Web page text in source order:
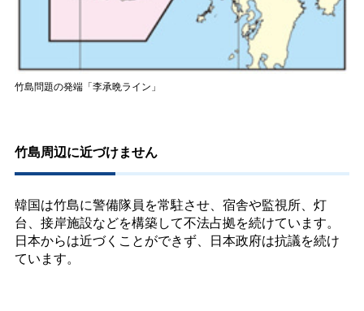
竹島問題の発端「李承晩ライン」
竹島周辺に近づけません
韓国は竹島に警備隊員を常駐させ、宿舎や監視所、灯
台、接岸施設などを構築して不法占拠を続けています。
日本からは近づくことができず、日本政府は抗議を続け
ています。